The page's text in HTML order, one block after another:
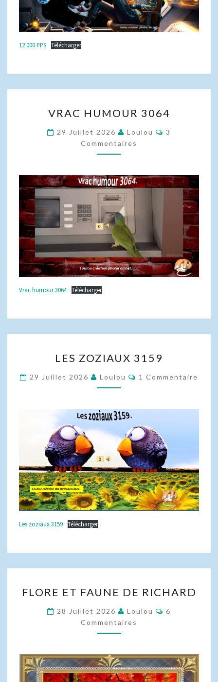
12 000 PPS Télécharger
HUMOUR
3064
VRAC HUMOUR 3064
29 Juillet 2026 Loulou
3
Commentaires
Vrac humour 3064 Télécharger
ZOZIAUX
3159
LES ZOZIAUX 3159
29 Juillet 2026 Loulou Commentaires
1 Commentaire
Les zoziaux 3159 Télécharger
ET
FAUNE
DE
RICHARD
FLORE ET FAUNE DE RICHARD
28 Juillet 2026 Loulou
6
Commentaires